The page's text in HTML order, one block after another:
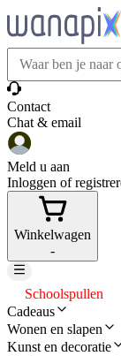
Contact
Chat & email
Meld u aan
Inloggen of
Winkelwagen
-
Schoolspullen
Cadeaus
Wonen en slapen
Kunst en decoratie